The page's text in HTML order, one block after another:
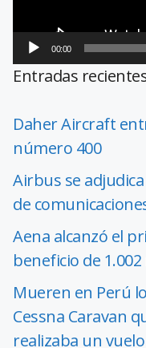
00:00
Entradas
Daher Aircraft
número 400
Airbus se
de
Aena alcanzó el
beneficio de
Mueren en Perú
Cessna Caravan
realizaba un